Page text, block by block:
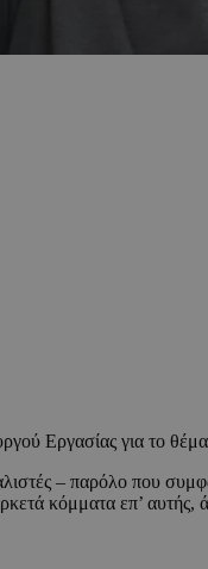
Εργασίας για το
– παρόλο που
κόμματα επ’ αυτής,